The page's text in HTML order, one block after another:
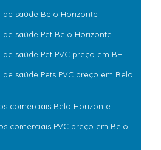
saúde Belo Horizonte
saúde Pet Belo Horizonte
saúde Pet PVC preço em BH
saúde Pets PVC preço em Belo
comerciais Belo Horizonte
comerciais PVC preço em Belo